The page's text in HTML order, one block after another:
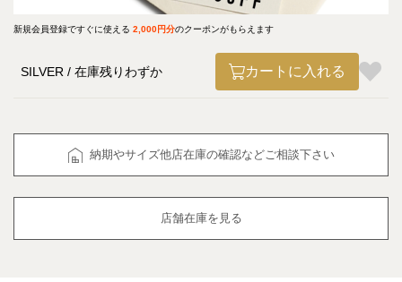
新規会員登録ですぐに使える 2,000円分のクーポンがもらえます
SILVER 在庫残りわずか カートに入れる
納期やサイズ他店在庫の確認などご相談下さい
店舗在庫を見る